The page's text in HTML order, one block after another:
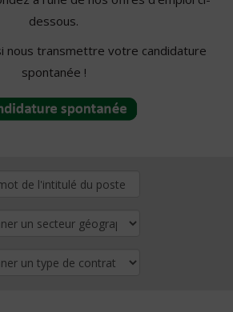
dessous.
nous transmettre votre candidature
spontanée !